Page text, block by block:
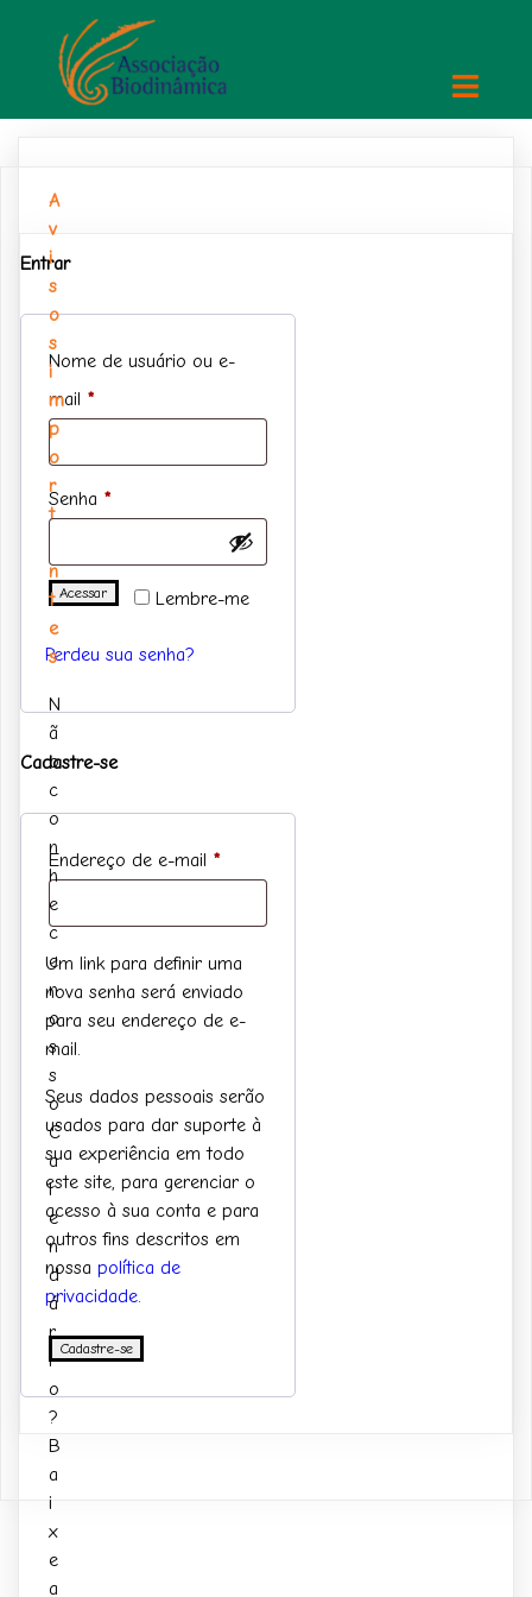
Entrar
Nome de usuário ou e-
mail *
Senha *
Lembre-me
Acessar
Perdeu sua senha?
Cadastre-se
Endereço de e-mail *
Um link para definir uma
nova senha será enviado
para seu endereço de e-
mail.
Seus dados pessoais serão
usados ​​para dar suporte à
sua experiência em todo
este site, para gerenciar o
acesso à sua conta e para
outros fins descritos em
nossa política de
privacidade.
Cadastre-se
A
v
i
s
o
s
i
m
p
o
r
t
n
t
e
s
N
ã
o
c
o
n
h
e
c
e
n
o
s
s
o
C
a
l
e
n
d
á
r
i
o
?
B
a
i
x
e
a